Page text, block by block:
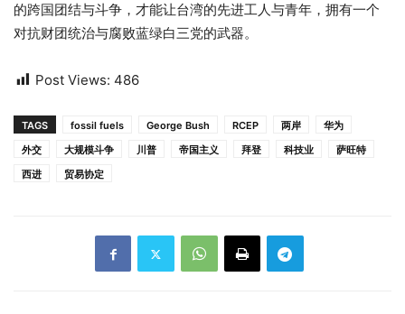
的跨国团结与斗争，才能让台湾的先进工人与青年，拥有一个
对抗财团统治与腐败蓝绿白三党的武器。
Post Views: 486
TAGS fossil fuels George Bush RCEP 两岸
华为
外交
大规模斗争 川普 帝国主义 拜登 科技业
萨旺特
西进
贸易协定